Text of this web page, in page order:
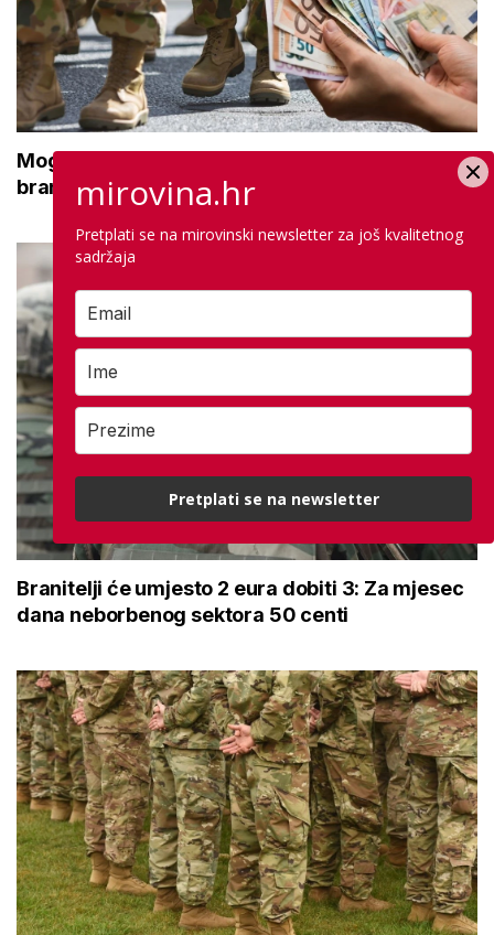
Moguće povećanje naknade za nezaposlene
branitelje: Znamo koliko ih je na burzi
Branitelji će umjesto 2 eura dobiti 3: Za mjesec
dana neborbenog sektora 50 centi
mirovina.hr
Pretplati se na mirovinski newsletter za još kvalitetnog
sadržaja
Pretplati se na newsletter